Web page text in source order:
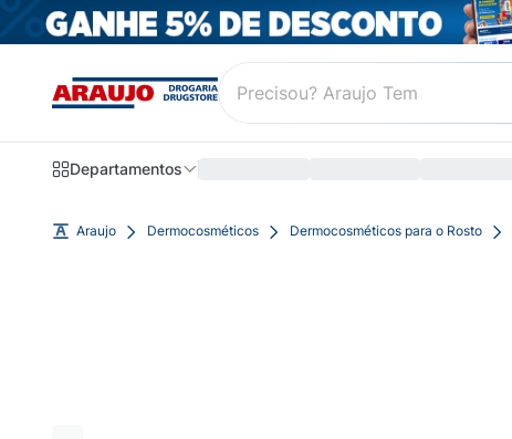
Departamentos
Araujo Dermocosméticos Dermocosméticos para o Rosto